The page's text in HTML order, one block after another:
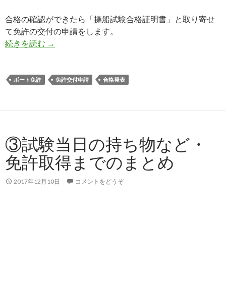
合格の確認ができたら「操船試験合格証明書」と取り寄せ
て免許の交付の申請をします。
続きを読む ④合格発表から免許交付申請まで・免許取得ま
→
ボート免許 免許交付申請 合格発表
③試験当日の持ち物など・
免許取得までのまとめ
2017年12月10日 コメントをどうぞ